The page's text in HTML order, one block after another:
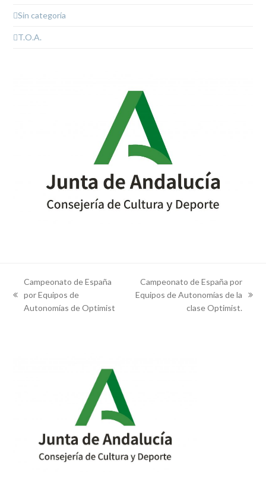
Sin categoría
T.O.A.
previous
post:
Campeonato de España
por Equipos de
Autonomías de Optimist
next
Campeonato de España por
Equipos de Autonomías de la
clase Optimist.